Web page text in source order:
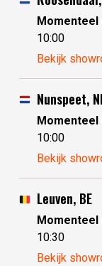
10:00
vrijdag
zaterdag
zondag
maandag
dinsdag
woensdag
Bekijk
Nunspeet,
10:00
vrijdag
zaterdag
zondag
maandag
dinsdag
woensdag
Bekijk
Leuven, BE
10:30
vrijdag
Bekijk